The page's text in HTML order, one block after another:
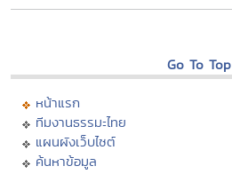
Go To Top
หน้าแรก
ทีมงานธรรมะไทย
แผนผังเว็บไซต์
ค้นหาข้อมูล